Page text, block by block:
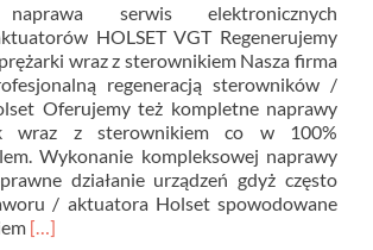
naprawa serwis elektronicznych
HOLSET VGT Regenerujemy
wraz z sterownikiem Nasza firma
regeneracją sterowników /
Oferujemy też kompletne naprawy
wraz z sterownikiem co w 100%
Wykonanie kompleksowej naprawy
działanie urządzeń gdyż często
/ aktuatora Holset spowodowane
Read
[…]